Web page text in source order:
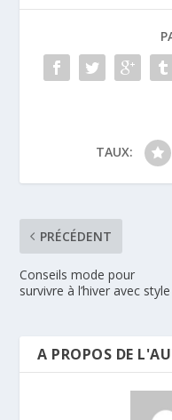
TAUX:
PRÉCÉDENT
Conseils mode pour
survivre à l’hiver avec style
A PROPOS DE